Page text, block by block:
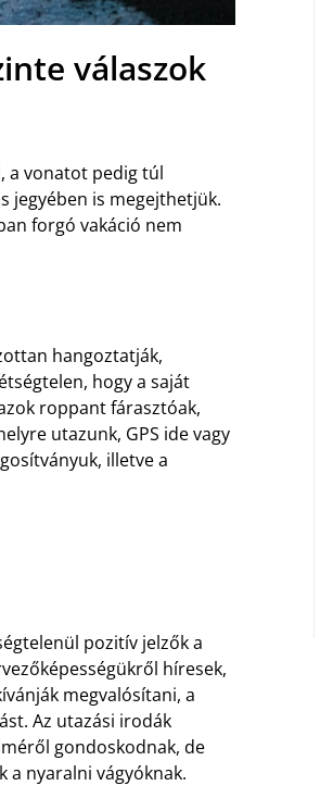
válaszok
a vonatot pedig túl
jegyében is megejthetjük.
forgó vakáció nem
hangoztatják,
hogy a saját
roppant fárasztóak,
utazunk, GPS ide vagy
illetve a
pozitív jelzők a
híresek,
megvalósítani, a
Az utazási irodák
gondoskodnak, de
a nyaralni vágyóknak.